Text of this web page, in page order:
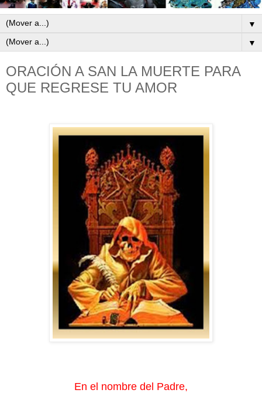
▼
▼
ORACIÓN A SAN LA MUERTE PARA
QUE REGRESE TU AMOR
En el nombre del Padre,